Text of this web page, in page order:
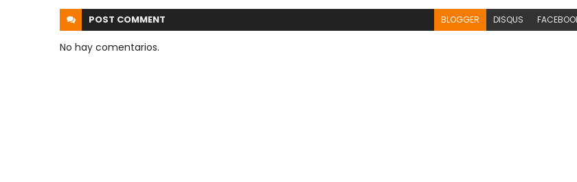
POST COMMENT BLOGGER DISQUS
No hay comentarios.